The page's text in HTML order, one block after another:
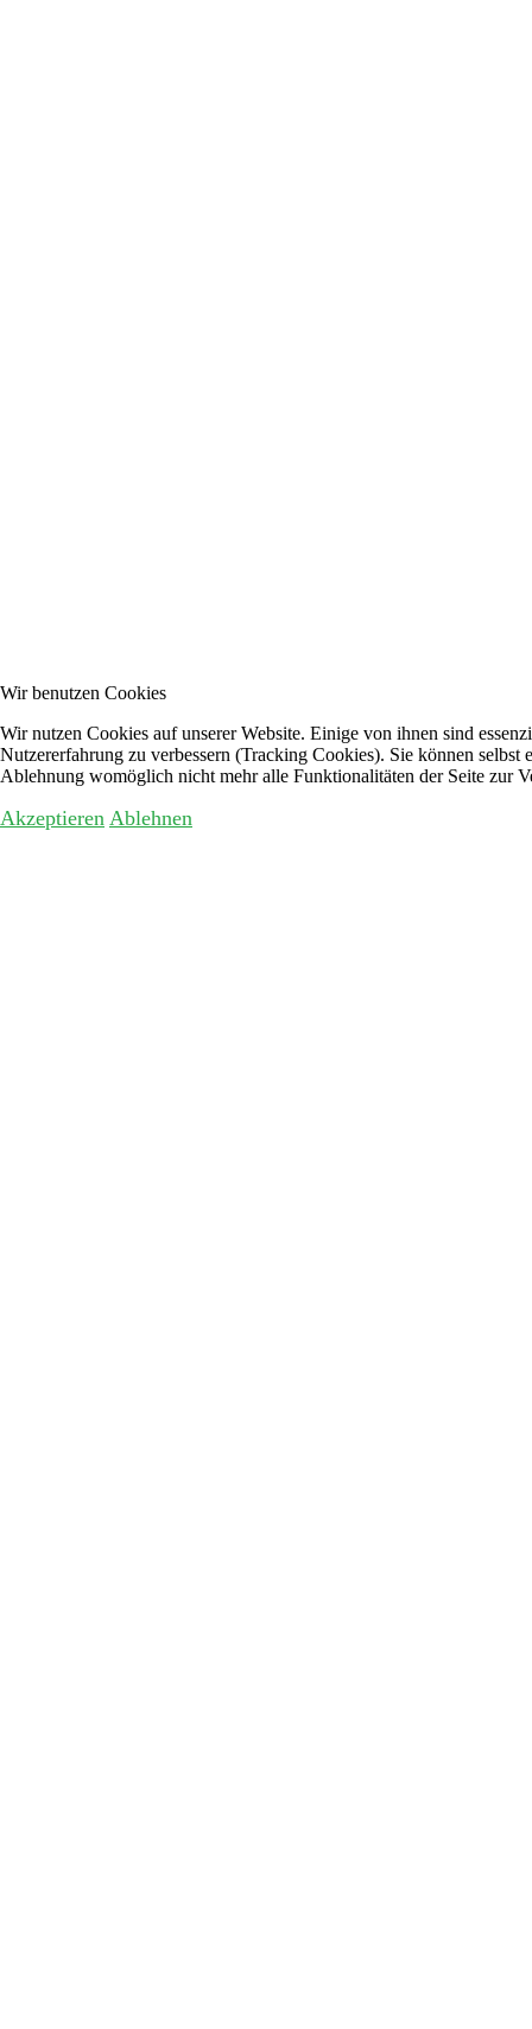
Wir benutzen Cookies
Wir nutzen Cookies auf unserer Website. Einige von ihnen sind
Nutzererfahrung zu verbessern (Tracking Cookies). Sie können selbst
Ablehnung womöglich nicht mehr alle Funktionalitäten der Seite zur
Akzeptieren Ablehnen